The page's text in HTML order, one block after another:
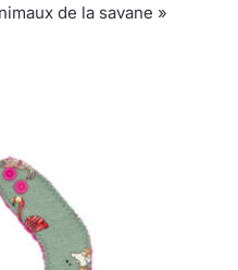
de la savane »